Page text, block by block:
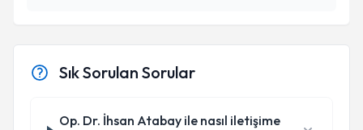
Sık Sorulan Sorular
Op. Dr. İhsan Atabay ile nasıl iletişime